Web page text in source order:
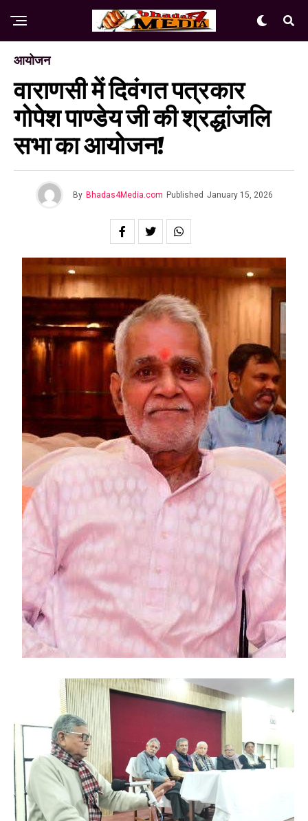
आयोजन
वाराणसी में दिवंगत पत्रकार
गोपेश पाण्डेय जी की श्रद्धांजलि
सभा का आयोजन!
By Bhadas4Media.com Published January 15, 2026